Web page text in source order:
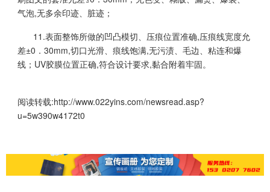
气泡,无多余印迹、脏迹；
11.表面整饰所做的凹凸模切、压痕位置准确,压痕线宽度允
差±0．30mm,切口光滑、痕线饱满,无污渍、毛边、粘连和爆
线；UV胶膜位置正确,符合设计要求,黏合附着牢固。
阅读转载:http://www.022yins.com/newsread.asp?
u=5w390w4172t0